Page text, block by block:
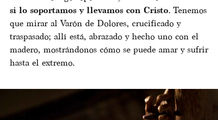
si lo soportamos y llevamos con Cristo. Tenemos
que mirar al Varón de Dolores, crucificado y
traspasado; allí está, abrazado y hecho uno con el
madero, mostrándonos cómo se puede amar y sufrir
hasta el extremo.